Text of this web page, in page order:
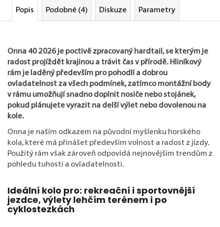
Popis Podobné (4) Diskuze Parametry
Onna 40 2026 je poctivě zpracovaný hardtail, se kterým je
radost projíždět krajinou a trávit čas v přírodě. Hliníkový
rám je laděný především pro pohodlí a dobrou
ovladatelnost za všech podmínek, zatímco montážní body
v rámu umožňují snadno doplnit nosiče nebo stojánek,
pokud plánujete vyrazit na delší výlet nebo dovolenou na
kole.
Onna je naším odkazem na původní myšlenku horského
kola, které má přinášet především volnost a radost z jízdy.
Použitý rám však zároveň odpovídá nejnovějším trendům z
pohledu tuhosti a ovladatelnosti.
Ideální kolo pro: rekreační i sportovnější
jezdce, výlety lehčím terénem i po
cyklostezkách